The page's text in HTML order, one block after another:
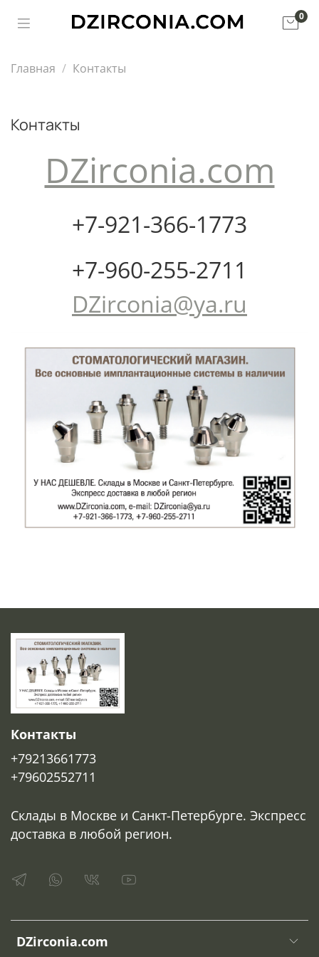
0
Главная Контакты
Контакты
DZirconia.com
+7-921-366-1773
+7-960-255-2711
DZirconia@ya.ru
DZirconia.com
Контакты
+79213661773
+79602552711
Склады в Москве и Санкт-Петербурге. Экспресс
доставка в любой регион.